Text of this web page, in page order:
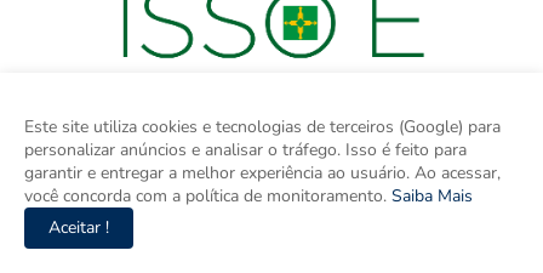
Este site utiliza cookies e tecnologias de terceiros (Google) para
personalizar anúncios e analisar o tráfego. Isso é feito para
garantir e entregar a melhor experiência ao usuário. Ao acessar,
você concorda com a política de monitoramento. Saiba Mais
Aceitar !